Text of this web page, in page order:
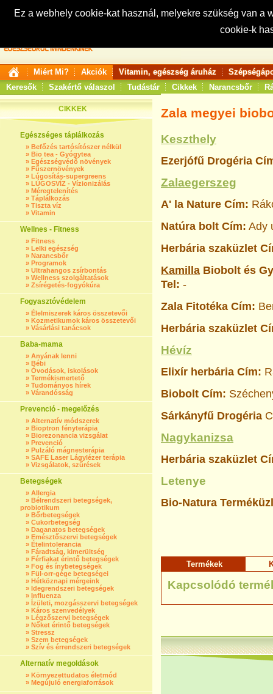
Ez a webhely cookie-kat használ, melyekre szükség van
cookie-k
Keresés:
Miért Mi? Akciók Vitamin, egészség áruház
Keresők
Szakértő válaszol Tudástár Cikkek Narancsbőr
CIKKEK
Egészséges táplálkozás
» Befőzés tartósítószer nélkül
» Bio tea - Gyógytea
» Egészségvédő növények
» Fűszernövények
» Lúgosítás-supergreens
» LÚGOSVÍZ - Vízionizálás
» Méregtelenítés
» Táplálkozás
» Tiszta víz
» Vitamin
Wellnes - Fitness
» Fitness
» Lelki egészség
» Narancsbőr
» Programok
» Ultrahangos zsírbontás
» Wellness szolgáltatások
» Zsírégetés-fogyókúra
Fogyasztóvédelem
» Élelmiszerek káros összetevői
» Kozmetikumok káros összetevői
» Vásárlási tanácsok
Baba-mama
» Anyának lenni
» Bébi
» Óvodások, iskolások
» Termékismertető
» Tudományos hírek
» Várandósság
Prevenció - megelőzés
» Alternatív módszerek
» Bioptron fényterápia
» Biorezonancia vizsgálat
» Prevenció
» Pulzáló mágnesterápia
» SAFE Laser Lágylézer terápia
» Vizsgálatok, szűrések
Betegségek
» Allergia
» Bélrendszeri betegségek,
probiotikum
» Bőrbetegségek
» Cukorbetegség
» Daganatos betegségek
» Emésztőszervi betegségek
» Ételintolerancia
» Fáradtság, kimerültség
» Férfiakat érintő betegségek
» Fog és ínybetegségek
» Fül-orr-gége betegségei
» Hétköznapi mérgeink
» Idegrendszeri betegségek
» Influenza
» Ízületi, mozgásszervi betegségek
» Káros szenvedélyek
» Légzőszervi betegségek
» Nőket érintő betegségek
» Stressz
» Szem betegségek
» Szív és érrendszeri betegségek
Alternatív megoldások
» Környezettudatos életmód
» Megújuló energiaforrások
Zala megyei
Keszthely
Ezerjófű Drogéria
Zalaegerszeg
A' la Nature Cím:
Natúra bolt Cím: Ady
Herbária szaküzlet
Kamilla Biobolt és
Tel: -
Zala Fitotéka Cím:
Herbária szaküzlet
Hévíz
Elixír herbária Cím:
Biobolt Cím:
Sárkányfű Drogéria
Nagykanizsa
Herbária szaküzlet
Letenye
Bio-Natura
Termékek
Kapcsolódó